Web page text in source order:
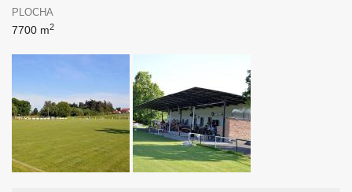
PLOCHA
7700 m2